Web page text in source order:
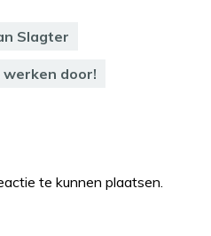
Slagter
door!
te kunnen plaatsen.